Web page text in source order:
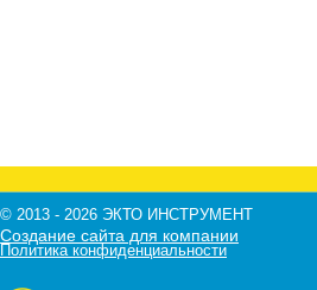
© 2013 - 2026 ЭКТО ИНСТРУМЕНТ
Политика конфиденциальности
Создание сайта для компании